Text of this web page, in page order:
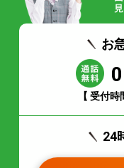
お
【 受付
24